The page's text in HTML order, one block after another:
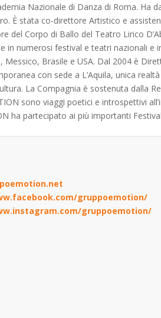
Nazionale di Danza di Roma.
È stata co-direttore Artistico e
del Corpo di Ballo del Teatro Lirico
in numerosi festival e teatri nazionali e
Messico, Brasile e USA. Dal 2004 è
con sede a L’Aquila, unica
La Compagnia è sostenuta dalla
sono viaggi poetici e introspettivi
ha partecipato ai più importanti
gruppoemotion/
gruppoemotion/